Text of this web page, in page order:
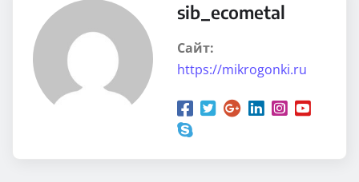
sib_ecometal
Сайт:
https://mikrogonki.ru